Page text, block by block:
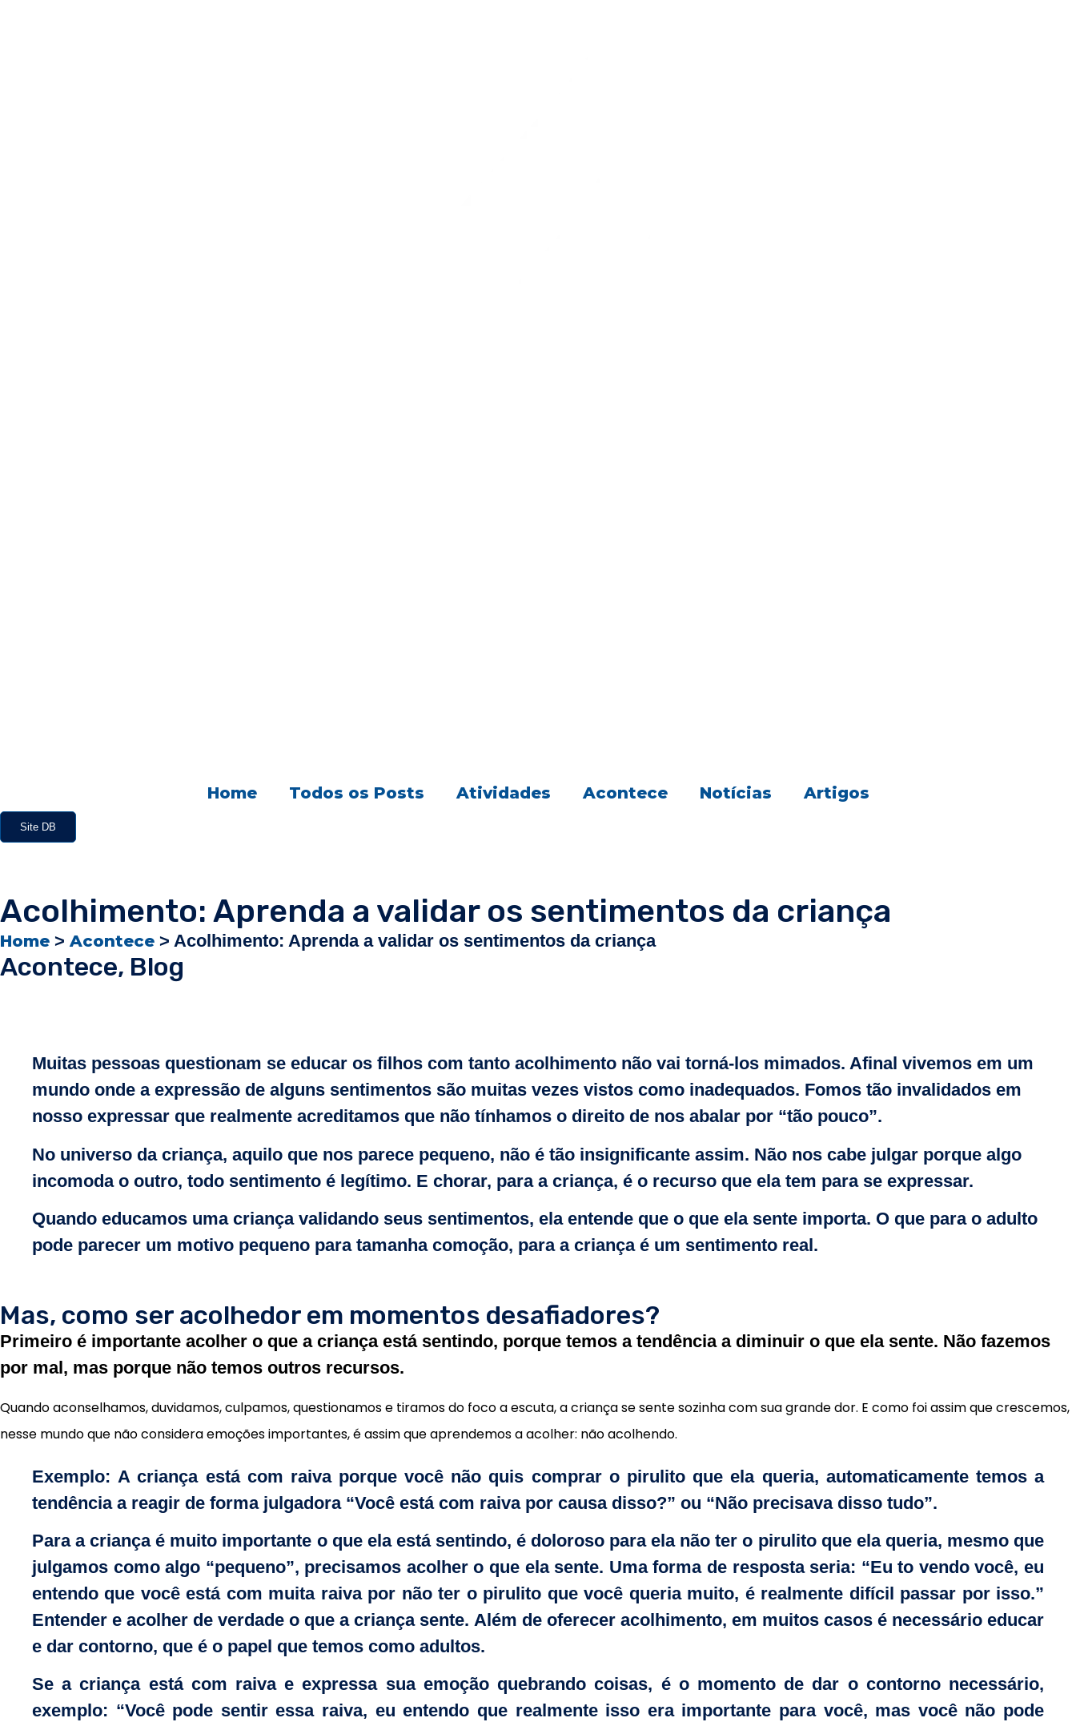
Home Todos os Posts Atividades Acontece Notícias Artigos
Site DB
Acolhimento: Aprenda a validar os sentimentos da criança
Home > Acontece > Acolhimento: Aprenda a validar os sentimentos da criança
Acontece, Blog
Muitas pessoas questionam se educar os filhos com tanto acolhimento não vai torná-los mimados. Afinal vivemos em um
mundo onde a expressão de alguns sentimentos são muitas vezes vistos como inadequados. Fomos tão invalidados em
nosso expressar que realmente acreditamos que não tínhamos o direito de nos abalar por “tão pouco”.
No universo da criança, aquilo que nos parece pequeno, não é tão insignificante assim. Não nos cabe julgar porque algo
incomoda o outro, todo sentimento é legítimo. E chorar, para a criança, é o recurso que ela tem para se expressar.
Quando educamos uma criança validando seus sentimentos, ela entende que o que ela sente importa. O que para o adulto
pode parecer um motivo pequeno para tamanha comoção, para a criança é um sentimento real.
Mas, como ser acolhedor em momentos desafiadores?
Primeiro é importante acolher o que a criança está sentindo, porque temos a tendência a diminuir o que ela sente. Não fazemos
por mal, mas porque não temos outros recursos.
Quando aconselhamos, duvidamos, culpamos, questionamos e tiramos do foco a escuta, a criança se sente sozinha com sua grande dor. E como foi assim que crescemos,
nesse mundo que não considera emoções importantes, é assim que aprendemos a acolher: não acolhendo.
Exemplo: A criança está com raiva porque você não quis comprar o pirulito que ela queria, automaticamente temos a
tendência a reagir de forma julgadora “Você está com raiva por causa disso?” ou “Não precisava disso tudo”.
Para a criança é muito importante o que ela está sentindo, é doloroso para ela não ter o pirulito que ela queria, mesmo que
julgamos como algo “pequeno”, precisamos acolher o que ela sente. Uma forma de resposta seria: “Eu to vendo você, eu
entendo que você está com muita raiva por não ter o pirulito que você queria muito, é realmente difícil passar por isso.”
Entender e acolher de verdade o que a criança sente. Além de oferecer acolhimento, em muitos casos é necessário educar
e dar contorno, que é o papel que temos como adultos.
Se a criança está com raiva e expressa sua emoção quebrando coisas, é o momento de dar o contorno necessário,
exemplo: “Você pode sentir essa raiva, eu entendo que realmente isso era importante para você, mas você não pode